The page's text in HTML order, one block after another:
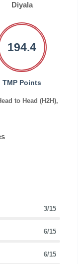
Diyala
194.4
TMP Points
to Head (H2H),
3/15
6/15
6/15